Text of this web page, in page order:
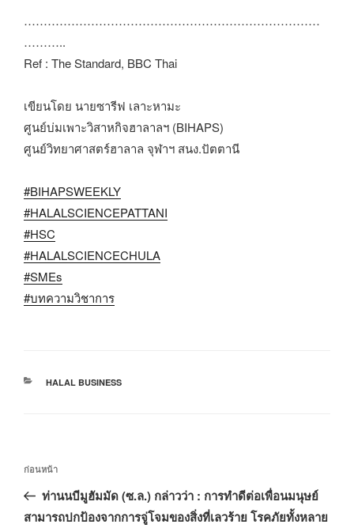
…………………………………………………………………
………..
Ref : The Standard, BBC Thai
เขียนโดย นายซารีฟ เลาะหามะ
ศูนย์บ่มเพาะวิสาหกิจฮาลาลฯ (BIHAPS)
ศูนย์วิทยาศาสตร์ฮาลาล จุฬาฯ สนง.ปัตตานี
#BIHAPSWEEKLY
#HALALSCIENCEPATTANI
#HSC
#HALALSCIENCECHULA
#SMEs
#บทความวิชาการ
หมวด
HALAL BUSINESS
เมนู
นำทาง
เรื่อง
เรื่อง
ก่อน
หน้า
ก่อนหน้า
ท่านนบีมูฮัมมัด (ซ.ล.) กล่าวว่า : การทำดีต่อเพื่อนมนุษย์
สามารถปกป้องจากการจู่โจมของสิ่งที่เลวร้าย โรคภัยทั้งหลาย